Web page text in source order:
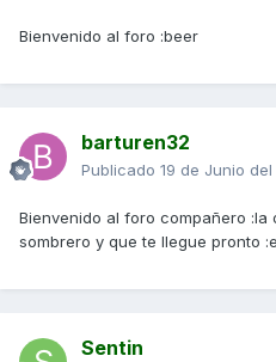
Bienvenido al foro :beer
barturen32
Publicado 19 de Junio del
Bienvenido al foro compañero
sombrero y que te llegue pronto
Sentin